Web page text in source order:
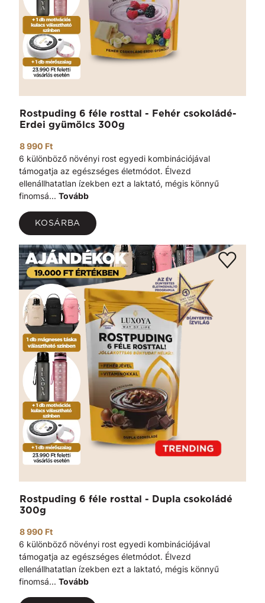
Rostpuding 6 féle rosttal - Fehér csokoládé-
Erdei gyümölcs 300g
8 990 Ft
6 különböző növényi rost egyedi kombinációjával
támogatja az egészséges életmódot. Élvezd
ellenállhatatlan ízekben ezt a laktató, mégis könnyű
finomsá... Tovább
KOSÁRBA
Rostpuding 6 féle rosttal - Dupla csokoládé
300g
8 990 Ft
6 különböző növényi rost egyedi kombinációjával
támogatja az egészséges életmódot. Élvezd
ellenállhatatlan ízekben ezt a laktató, mégis könnyű
finomsá... Tovább